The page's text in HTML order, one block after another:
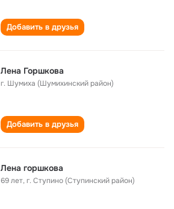
Добавить в друзья
Лена Горшкова
г. Шумиха (Шумихинский район)
Добавить в друзья
Лена горшкова
69 лет,г. Ступино (Ступинский район)